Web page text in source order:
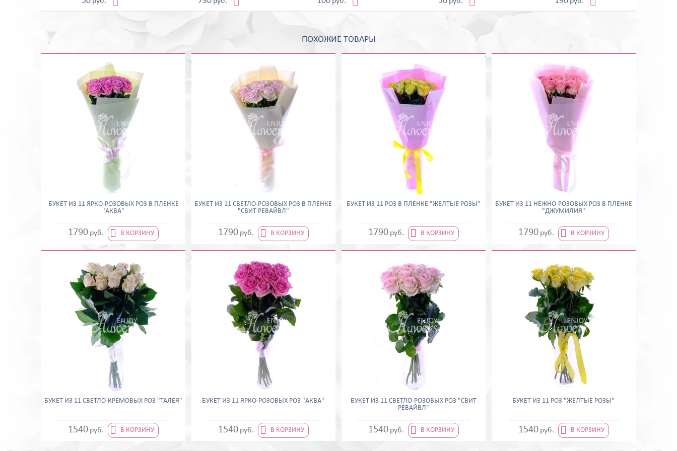
ПОХОЖИЕ ТОВАРЫ
БУКЕТ ИЗ 11 ЯРКО-РОЗОВЫХ РОЗ В ПЛЕНКЕ
"АКВА"
1790 руб.  В КОРЗИНУ
БУКЕТ ИЗ 11 СВЕТЛО-РОЗОВЫХ РОЗ В ПЛЕНКЕ
"СВИТ РЕВАЙВЛ"
1790 руб.  В КОРЗИНУ
БУКЕТ ИЗ 11 РОЗ В ПЛЕНКЕ "ЖЕЛТЫЕ РОЗЫ"
1790 руб.  В КОРЗИНУ
БУКЕТ ИЗ 11 НЕЖНО-РОЗОВЫХ РОЗ В ПЛЕНКЕ
"ДЖУМИЛИЯ"
1790 руб.  В КОРЗИНУ
БУКЕТ ИЗ 11 СВЕТЛО-КРЕМОВЫХ РОЗ "ТАЛЕЯ"
1540 руб.  В КОРЗИНУ
БУКЕТ ИЗ 11 ЯРКО-РОЗОВЫХ РОЗ "АКВА"
1540 руб.  В КОРЗИНУ
БУКЕТ ИЗ 11 СВЕТЛО-РОЗОВЫХ РОЗ "СВИТ
РЕВАЙВЛ"
1540 руб.  В КОРЗИНУ
БУКЕТ ИЗ 11 РОЗ "ЖЕЛТЫЕ РОЗЫ"
1540 руб.  В КОРЗИНУ